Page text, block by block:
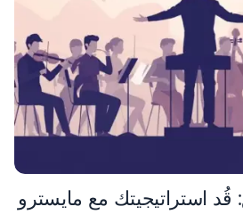
قُد استراتيجيتك مع مايسترو